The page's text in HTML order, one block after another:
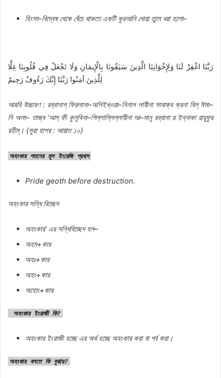
হিংসা–বিদ্বেষ থেকে বেঁচে থাকতে একটি কুরআনি দোয়া তুলে ধরা হলো–
رَبَّنَا اغْفِرْ لَنَا وَلِإِخْوَانِنَا الَّذِينَ سَبَقُونَا بِالْإِيمَانِ وَلَا تَجْعَلْ فِي قُلُوبِنَا غِلًّا
لِلَّذِينَ آمَنُوا رَبَّنَا إِنَّكَ رَءُوفٌ رَحِيمٌ
আরবি উচ্চারণ: রব্বানাগ্ ফিরলানা–অলিইখ্ওয়া–নিনাল লাযীনা সাবাক্ব ক্রনা বিল্ ঈমা–
নি অলা– তাজ্ব‘আল্ ফী কুলূবিনা–গিল্লাল্লিল্লাযীনা আ–মানূ রব্বানা য় ইন্নাকা রায়ূফুর
রহীম্। (সুরা হাশর: আয়াত ১০)
অহংকার পতনের মূল ইংরেজি প্রবাদ
Pride geoth before destruction.
অহংকার সন্ধি বিচ্ছেদ
অহংকার‘ এর সন্ধিবিচ্ছেদ হল–
অহম+কার
অহঃ+কার
অহং+কার
অহোং+কার
অহংকার ইংরাজী কি?
অহংকার ইংরাজী হচ্ছে এর অর্থ হচ্ছে অহংকার করা বা গর্ব করা।
অহংকার বলতে কি বুঝায়?